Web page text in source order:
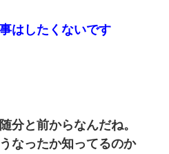
はしたくないです
分と前からなんだね。
なったか知ってるのか